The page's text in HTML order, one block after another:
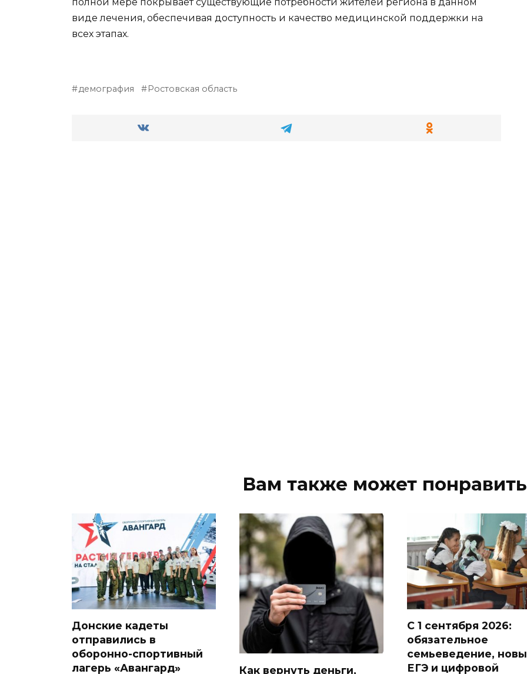
полной мере покрывает существующие потребности жителей региона в данном
виде лечения, обеспечивая доступность и качество медицинской поддержки на
всех этапах.
демография Ростовская область
Вам также может
Донские кадеты
отправились в
оборонно-спортивный
лагерь «Авангард»
Как вернуть деньги,
С 1 сентября 2026:
обязательное
семьеведение,
ЕГЭ и цифровой